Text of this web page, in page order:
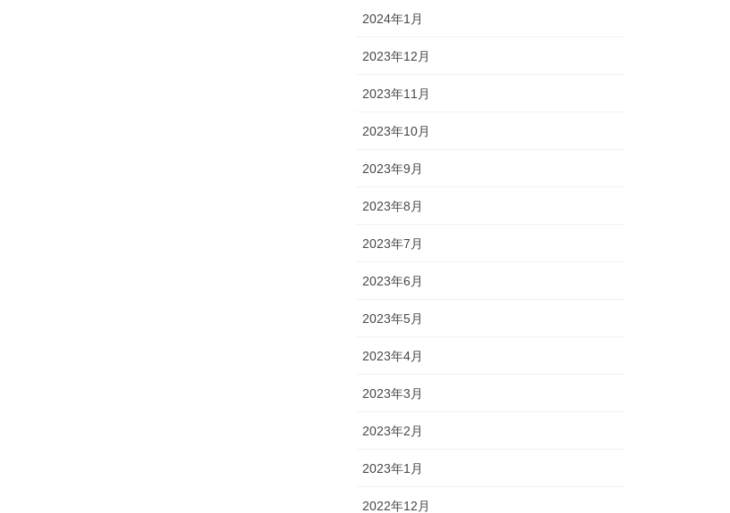
2024年1月
2023年12月
2023年11月
2023年10月
2023年9月
2023年8月
2023年7月
2023年6月
2023年5月
2023年4月
2023年3月
2023年2月
2023年1月
2022年12月